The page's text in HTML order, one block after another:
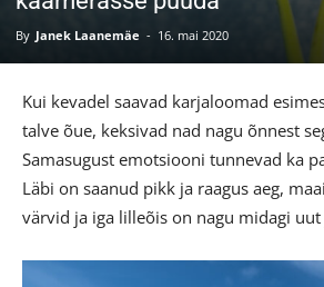
By Janek Laanemäe - 16. mai 2020
Kui kevadel saavad karjaloomad
talve õue, keksivad nad nagu õnnest
Samasugust emotsiooni tunnevad ka
Läbi on saanud pikk ja raagus aeg,
värvid ja iga lilleõis on nagu midagi